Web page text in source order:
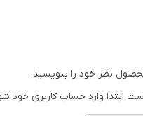
نظر خود را بنویسید.
ابتدا وارد حساب کاربری خود